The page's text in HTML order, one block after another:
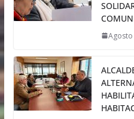
Agosto